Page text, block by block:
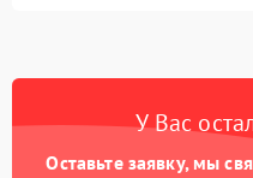
Образование конденсата
У Вас
Оставьте заявку, мы